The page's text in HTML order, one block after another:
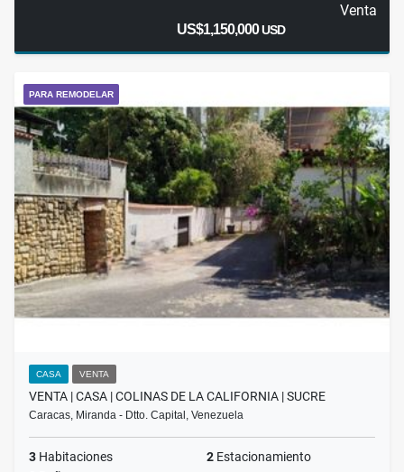
Venta
US$1,150,000USD
PARA REMODELAR
CASA VENTA
VENTA | CASA | COLINAS DE LA CALIFORNIA | SUCRE
Caracas, Miranda - Dtto. Capital, Venezuela
3 Habitaciones 2 Estacionamiento